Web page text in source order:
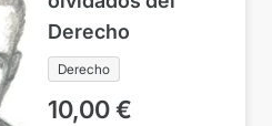
Derecho
Derecho
10,00€